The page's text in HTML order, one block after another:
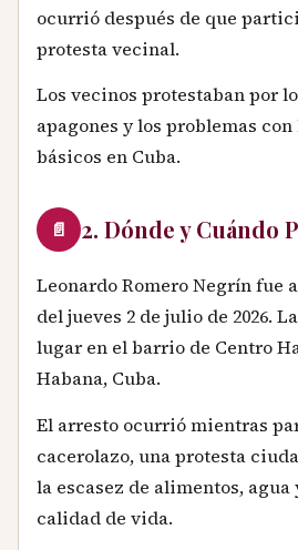
ocurrió después de que
protesta vecinal.
Los vecinos protestaban por
apagones y los problemas
básicos en Cuba.
📄 2. Dónde y Cuándo
Leonardo Romero Negrín fue
del jueves 2 de julio de 2026.
lugar en el barrio de Centro
Habana, Cuba.
El arresto ocurrió mientras
cacerolazo, una protesta
la escasez de alimentos,
calidad de vida.